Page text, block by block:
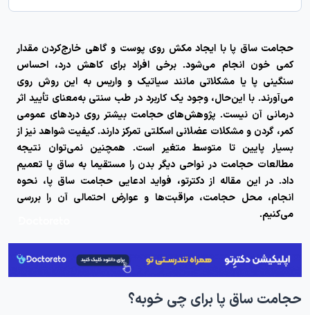
حجامت ساق پابا ایجاد مکش روی پوست و گاهی خارج‌کردن مقدار
کمی خون انجام می‌شود. برخی افراد برای کاهش درد، احساس
سنگینی پا یا مشکلاتی مانند سیاتیک و واریس به این روش روی
می‌آورند. با این‌حال، وجود یک کاربرد در طب سنتی به‌معنای تأیید اثر
درمانی آن نیست. پژوهش‌های حجامت بیشتر روی دردهای عمومی
کمر، گردن و مشکلات عضلانی اسکلتی تمرکز دارند. کیفیت شواهد نیز از
بسیار پایین تا متوسط متغیر است. همچنین نمی‌توان نتیجه
مطالعات حجامت در نواحی دیگر بدن را مستقیما به ساق پا تعمیم
داد. در این مقاله از دکترتو، فواید ادعایی حجامت ساق پا، نحوه
انجام، محل حجامت، مراقبت‌ها و عوارض احتمالی آن را بررسی
می‌کنیم.
حجامت ساق پا برای چی خوبه؟